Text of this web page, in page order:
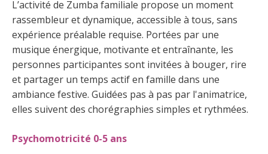
L’activité de Zumba familiale propose un moment
rassembleur et dynamique, accessible à tous, sans
expérience préalable requise. Portées par une
musique énergique, motivante et entraînante, les
personnes participantes sont invitées à bouger, rire
et partager un temps actif en famille dans une
ambiance festive. Guidées pas à pas par l'animatrice,
elles suivent des chorégraphies simples et rythmées.
Psychomotricité 0-5 ans